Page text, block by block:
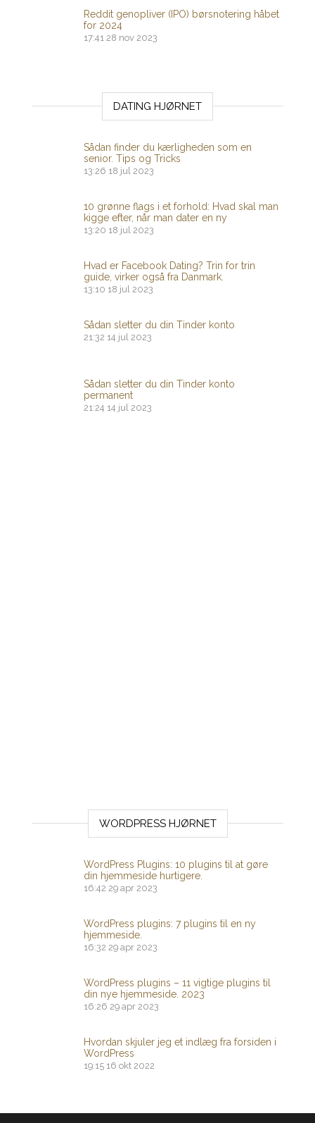
Reddit genopliver (IPO) børsnotering håbet
for 2024
17:41 28 nov 2023
DATING HJØRNET
Sådan finder du kærligheden som en
senior. Tips og Tricks
13:26 18 jul 2023
10 grønne flags i et forhold: Hvad skal man
kigge efter, når man dater en ny
13:20 18 jul 2023
Hvad er Facebook Dating? Trin for trin
guide, virker også fra Danmark.
13:10 18 jul 2023
Sådan sletter du din Tinder konto
21:32 14 jul 2023
Sådan sletter du din Tinder konto
permanent
21:24 14 jul 2023
WORDPRESS HJØRNET
WordPress Plugins: 10 plugins til at gøre
din hjemmeside hurtigere.
16:42 29 apr 2023
WordPress plugins: 7 plugins til en ny
hjemmeside.
16:32 29 apr 2023
WordPress plugins – 11 vigtige plugins til
din nye hjemmeside. 2023
16:26 29 apr 2023
Hvordan skjuler jeg et indlæg fra forsiden i
WordPress
19:15 16 okt 2022